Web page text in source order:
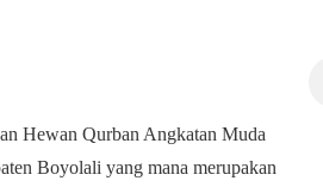
Hewan Qurban Angkatan Muda
Boyolali yang mana merupakan